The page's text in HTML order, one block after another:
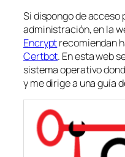
Si dispongo de acceso
administración, en la
Encryptrecomiendan
Certbot. En esta web
sistema operativo
y me dirige a una guía